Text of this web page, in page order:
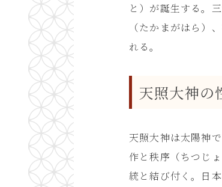
と）が誕生する。
（たかまがはら）
れる。
天照大神の
天照大神は太陽神
作と秩序（ちつじ
統と結び付く。日